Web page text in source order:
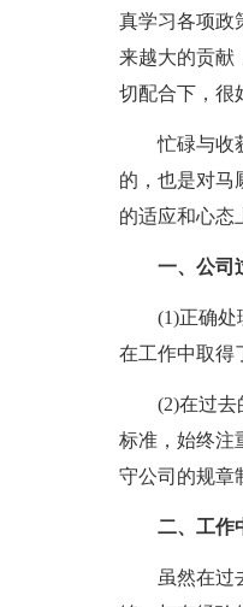
真学习各项政
来越大的贡献
切配合下，很
忙碌与收获
的，也是对马
的适应和心态
一、公司过
(1)正确处理
在工作中取得
(2)在过去的
标准，始终注
守公司的规章
二、工作中
虽然在过去